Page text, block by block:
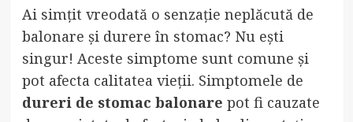
Ai simțit vreodată o senzație neplăcută de
balonare și durere în stomac? Nu ești
singur! Aceste simptome sunt comune și
pot afecta calitatea vieții. Simptomele de
dureri de stomac balonare pot fi cauzate